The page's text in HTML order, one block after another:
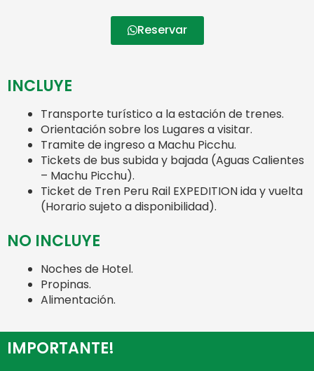
Reservar
INCLUYE
Transporte turístico a la estación de trenes.
Orientación sobre los Lugares a visitar.
Tramite de ingreso a Machu Picchu.
Tickets de bus subida y bajada (Aguas Calientes
– Machu Picchu).
Ticket de Tren Peru Rail EXPEDITION ida y vuelta
(Horario sujeto a disponibilidad).
NO INCLUYE
Noches de Hotel.
Propinas.
Alimentación.
IMPORTANTE!